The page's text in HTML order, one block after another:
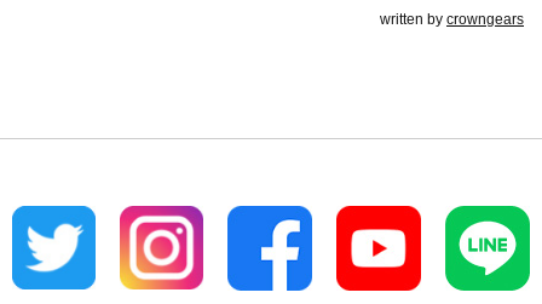
written by crowngears